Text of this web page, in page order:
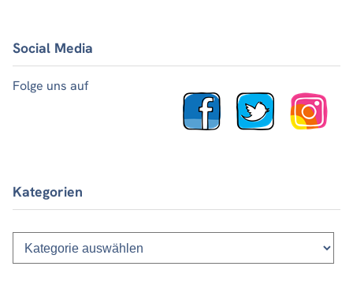
Social Media
Folge uns auf
Kategorien
Kategorien